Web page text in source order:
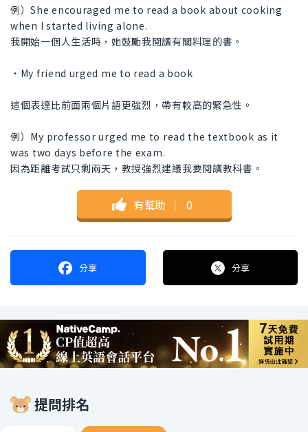
例）She encouraged me to read a book about cooking
when I started living alone.
我開始一個人生活時，她鼓勵我閱讀有關料理的書。
・My friend urged me to read a book
這個表達比前面兩個片語更強烈，帶有較高的緊急性。
例）My professor urged me to read the textbook as it
was two days before the exam.
因為距離考試只剩兩天，教授強烈建議我要閱讀教科書。
有幫助 ｜ 0
分享 分享
提問排名